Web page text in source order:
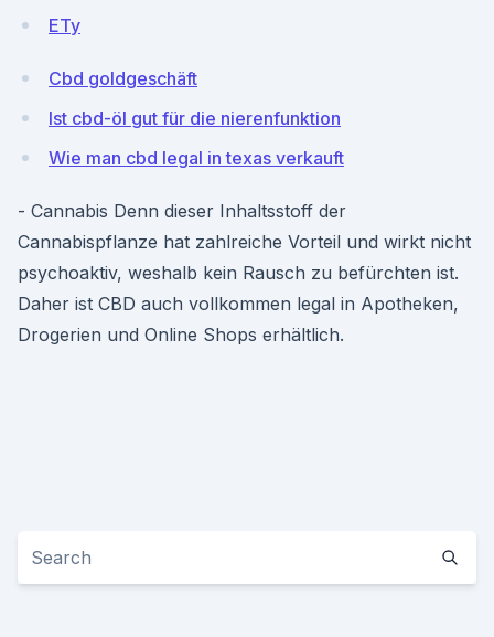
ETy
Cbd goldgeschäft
Ist cbd-öl gut für die nierenfunktion
Wie man cbd legal in texas verkauft
- Cannabis Denn dieser Inhaltsstoff der
Cannabispflanze hat zahlreiche Vorteil und wirkt nicht
psychoaktiv, weshalb kein Rausch zu befürchten ist.
Daher ist CBD auch vollkommen legal in Apotheken,
Drogerien und Online Shops erhältlich.